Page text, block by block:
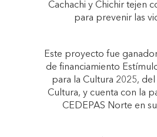
Cachachi y Chichir tejen
para prevenir las
Este proyecto fue
de financiamiento
para la Cultura 2025,
Cultura, y cuenta con la
CEDEPAS Norte en